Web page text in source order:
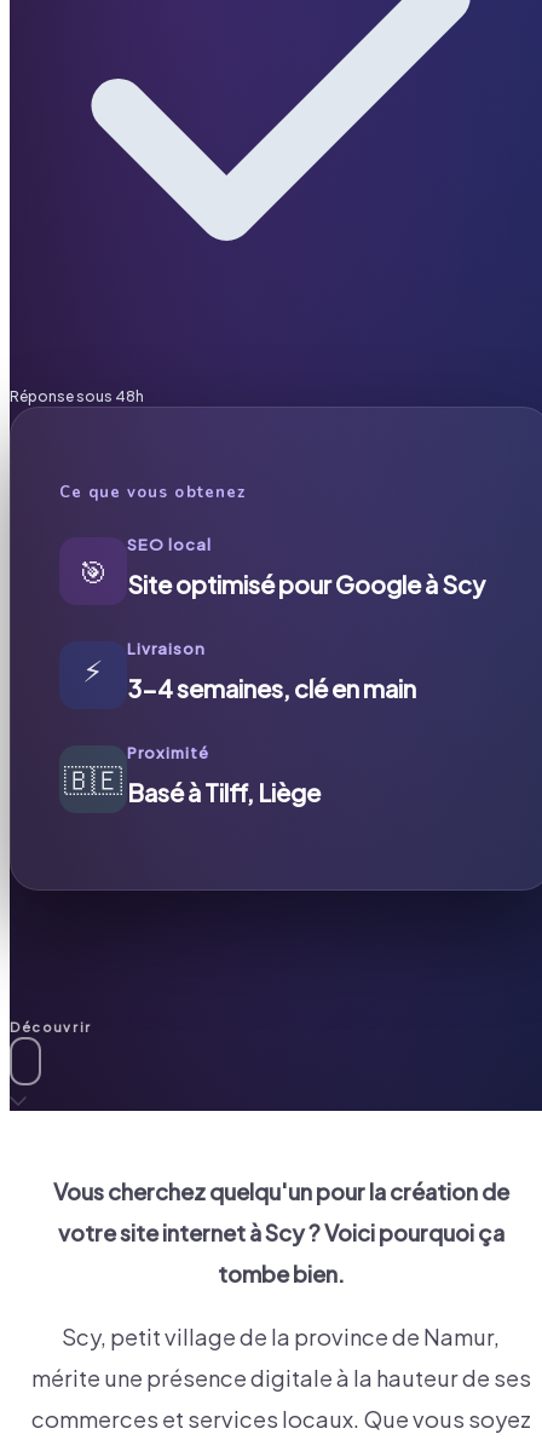
Réponse sous 48h
Ce que vous obtenez
🎯
SEO local
Site optimisé pour Google à Scy
⚡
Livraison
3-4 semaines, clé en main
🇧🇪
Proximité
Basé à Tilff, Liège
Découvrir
Vous cherchez quelqu'un pour la création de
votre site internet àScy? Voici pourquoi ça
tombe bien.
Scy, petit village de la province de Namur,
mérite une présence digitale à la hauteur de ses
commerces et services locaux. Que vous soyez